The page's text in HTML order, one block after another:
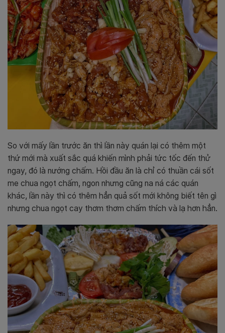
So với mấy lần trước ăn thì lần này quán lại có thêm một
thứ mới mà xuất sắc quá khiến mình phải tức tốc đến thử
ngay, đó là nướng chấm. Hồi đầu ăn là chỉ có thuần cái sốt
me chua ngọt chấm, ngon nhưng cũng na ná các quán
khác, lần này thì có thêm hẳn quả sốt mới không biết tên gì
nhưng chua ngọt cay thơm thơm chấm thích và lạ hơn hẳn.